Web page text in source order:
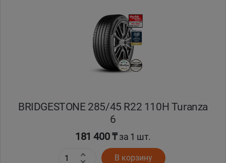
BRIDGESTONE 285/45 R22 110H Turanza
6
181 400 ₸за 1 шт.
В корзину